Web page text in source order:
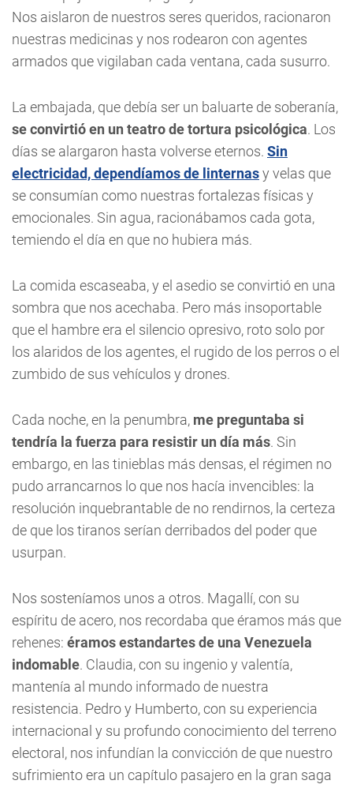
Nos aislaron de nuestros seres queridos, racionaron
nuestras medicinas y nos rodearon con agentes
armados que vigilaban cada ventana, cada susurro.
La embajada, que debía ser un baluarte de soberanía,
se convirtió en un teatro de tortura psicológica. Los
días se alargaron hasta volverse eternos. Sin
electricidad, dependíamos de linternasy velas que
se consumían como nuestras fortalezas físicas y
emocionales. Sin agua, racionábamos cada gota,
temiendo el día en que no hubiera más.
La comida escaseaba, y el asedio se convirtió en una
sombra que nos acechaba. Pero más insoportable
que el hambre era el silencio opresivo, roto solo por
los alaridos de los agentes, el rugido de los perros o el
zumbido de sus vehículos y drones.
Cada noche, en la penumbra, me preguntaba si
tendría la fuerza para resistir un día más. Sin
embargo, en las tinieblas más densas, el régimen no
pudo arrancarnos lo que nos hacía invencibles: la
resolución inquebrantable de no rendirnos, la certeza
de que los tiranos serían derribados del poder que
usurpan.
Nos sosteníamos unos a otros. Magallí, con su
espíritu de acero, nos recordaba que éramos más que
rehenes: éramos estandartes de una Venezuela
indomable. Claudia, con su ingenio y valentía,
mantenía al mundo informado de nuestra
resistencia. Pedro y Humberto, con su experiencia
internacional y su profundo conocimiento del terreno
electoral, nos infundían la convicción de que nuestro
sufrimiento era un capítulo pasajero en la gran saga